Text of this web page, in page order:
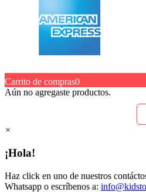
Carrito de compras0
Aún no agregaste productos.
×
¡Hola!
Haz click en uno de nuestros
Whatsapp o escríbenos a: